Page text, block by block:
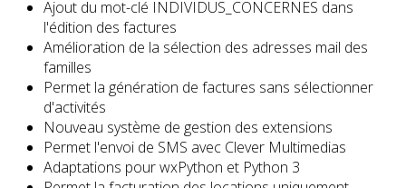
Ajout du mot-clé INDIVIDUS_CONCERNES dans
l'édition des factures
Amélioration de la sélection des adresses mail des
familles
Permet la génération de factures sans sélectionner
d'activités
Nouveau système de gestion des extensions
Permet l'envoi de SMS avec Clever Multimedias
Adaptations pour wxPython et Python 3